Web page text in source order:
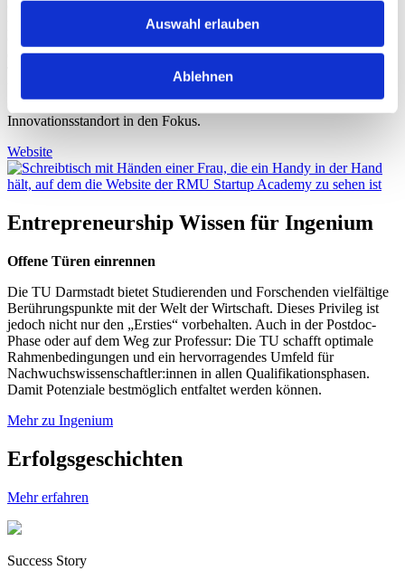
Auswahl erlauben
Ablehnen
Gutenberg-Universität Mainz. Mit einer digitalen Plattform und
praxisorientierten Kursen ergänzt die Academy die Angebote der
Center und das Gründungsbüro der Universitätsmedizin Mainz. Die
Teil-Digitalisierung sorgt für mehr Flexibilität und eine effizientere
Gründung. Die Rhein-Main-Region rückt damit noch stärker als
Innovationsstandort in den Fokus.
Website
Entrepreneurship Wissen für Ingenium
Offene Türen einrennen
Die TU Darmstadt bietet Studierenden und Forschenden vielfältige
Berührungspunkte mit der Welt der Wirtschaft. Dieses Privileg ist
jedoch nicht nur den „Ersties“ vorbehalten. Auch in der Postdoc-
Phase oder auf dem Weg zur Professur: Die TU schafft optimale
Rahmenbedingungen und ein hervorragendes Umfeld für
Nachwuchswissenschaftler:innen in allen Qualifikationsphasen.
Damit Potenziale bestmöglich entfaltet werden können.
Mehr zu Ingenium
Erfolgsgeschichten
Mehr erfahren
Success Story